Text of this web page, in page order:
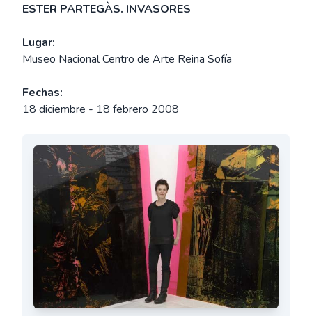
ESTER PARTEGÀS. INVASORES
Lugar:
Museo Nacional Centro de Arte Reina Sofía
Fechas:
18 diciembre - 18 febrero 2008